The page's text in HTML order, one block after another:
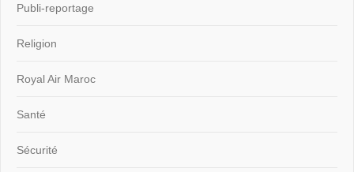
Publi-reportage
Religion
Royal Air Maroc
Santé
Sécurité